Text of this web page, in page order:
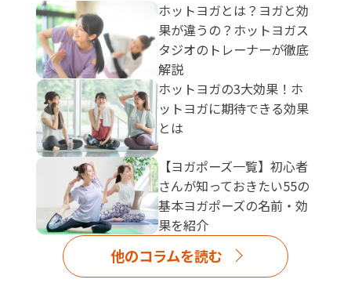
ホットヨガとは？ヨガと効
果が違うの？ホットヨガス
タジオのトレーナーが徹底
解説
ホットヨガの3大効果！ホ
ットヨガに期待できる効果
とは
【ヨガポーズ一覧】初心者
さんが知っておきたい55の
基本ヨガポーズの名前・効
果を紹介
他のコラムを読む